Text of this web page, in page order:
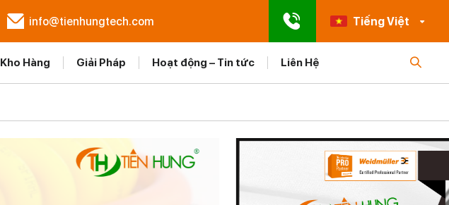
info@tienhungtech.com Tiếng Việt
Kho Hàng Giải Pháp Hoạt động – Tin tức Liên Hệ